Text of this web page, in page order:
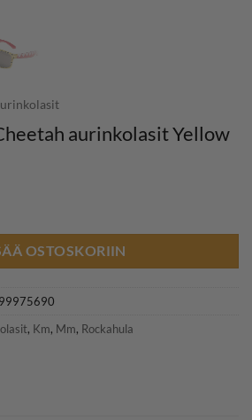
aurinkolasit Yellow
OSTOSKORIIN
, Km, Mm, Rockahula